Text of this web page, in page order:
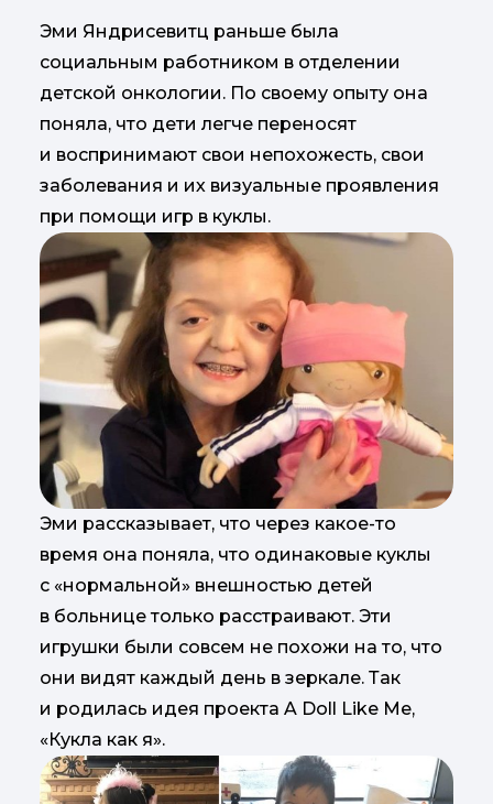
Эми Яндрисевитц раньше была
социальным работником в отделении
детской онкологии. По своему опыту она
поняла, что дети легче переносят
и воспринимают свои непохожесть, свои
заболевания и их визуальные проявления
при помощи игр в куклы.
Эми рассказывает, что через какое-то
время она поняла, что одинаковые куклы
с «нормальной» внешностью детей
в больнице только расстраивают. Эти
игрушки были совсем не похожи на то, что
они видят каждый день в зеркале. Так
и родилась идея проекта A Doll Like Me,
«Кукла как я».